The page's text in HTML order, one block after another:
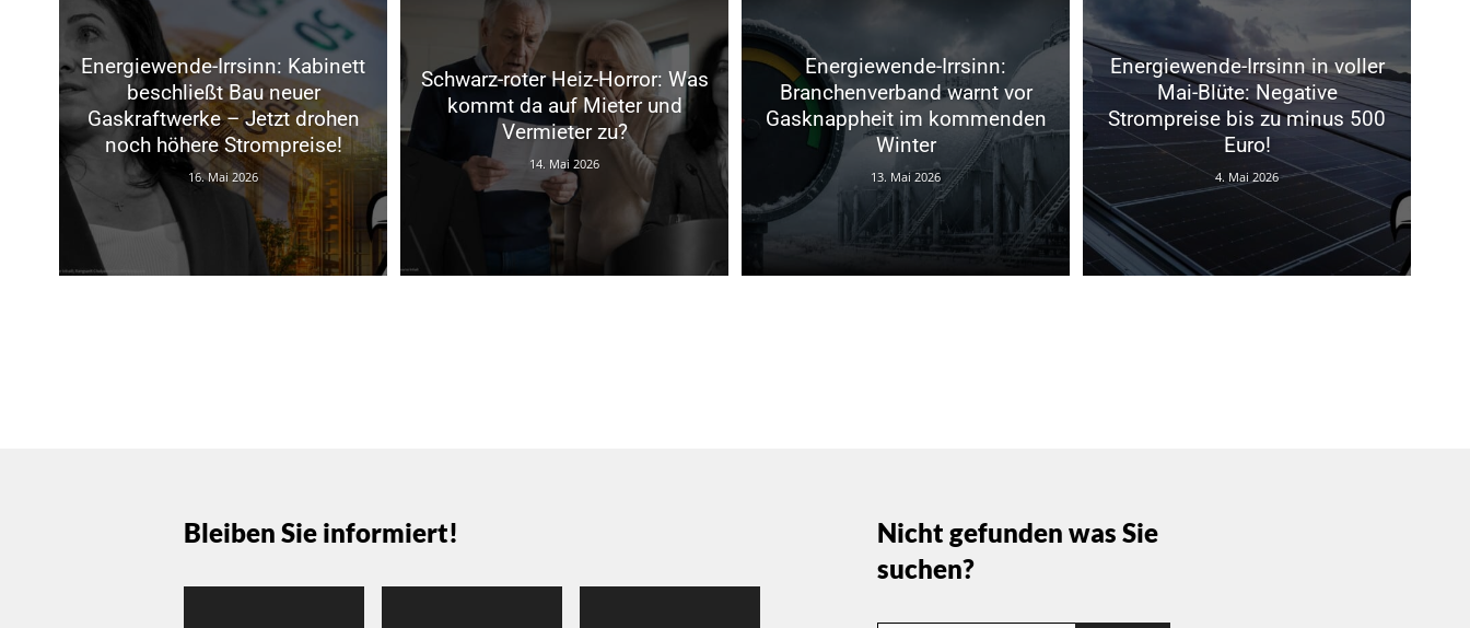
Energiewende-Irrsinn: Kabinett
beschließt Bau neuer
Gaskraftwerke – Jetzt drohen
noch höhere Strompreise!
16. Mai 2026
Schwarz-roter Heiz-Horror: Was
kommt da auf Mieter und
Vermieter zu?
14. Mai 2026
Energiewende-Irrsinn:
Branchenverband warnt vor
Gasknappheit im kommenden
Winter
13. Mai 2026
Energiewende-Irrsinn in voller
Mai-Blüte: Negative
Strompreise bis zu minus 500
Euro!
4. Mai 2026
Bleiben Sie informiert!
Nicht gefunden was Sie
suchen?